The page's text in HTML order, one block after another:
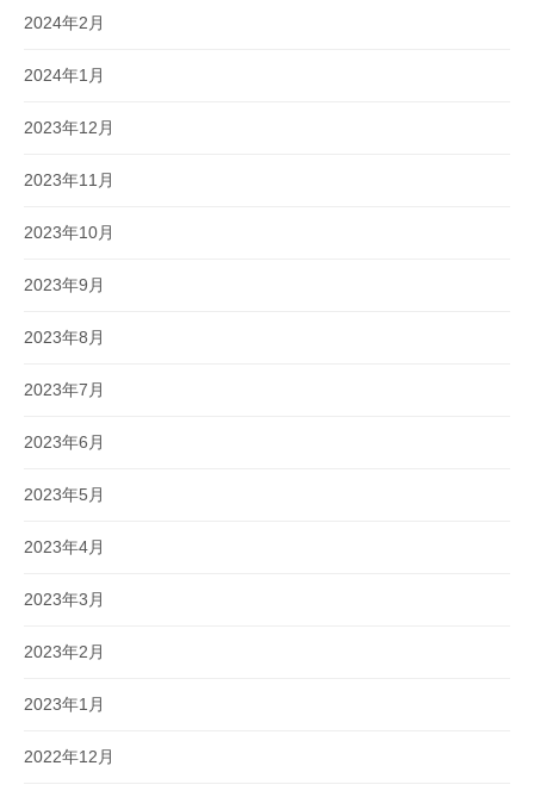
2024年2月
2024年1月
2023年12月
2023年11月
2023年10月
2023年9月
2023年8月
2023年7月
2023年6月
2023年5月
2023年4月
2023年3月
2023年2月
2023年1月
2022年12月